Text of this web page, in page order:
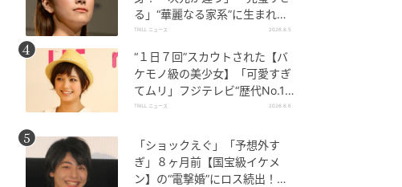
る」“華麗なる家系”に生まれた
【規格外の逸材】
TRILL ニュース 2026.8.5
“１日７回”スカウトされた【バ
ケモノ級の美少女】「可愛すぎ
てムリ」フジテレビ“歴代No.1
作”で輝いた『美人女優』
TRILL ニュース 2026.8.6
「ショックえぐ」「予想外す
ぎ」８ヶ月前【国宝級イケメ
ン】の“電撃婚”にロス続出！興